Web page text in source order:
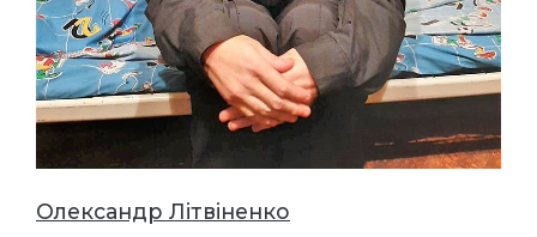
Олександр Літвіненко